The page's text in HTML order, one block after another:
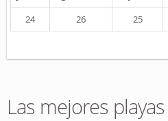
24
26 25
Las mejores playas